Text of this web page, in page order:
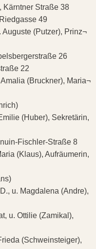
Straße 38
49
(Putzer), Prinz¬
26
22
(Bruckner), Maria¬
(Huber), Sekretärin,
Fischler-Straße 8
(Klaus), Aufräumerin,
u. Magdalena (Andre),
u. Ottilie (Zamikal),
(Schweinsteiger),